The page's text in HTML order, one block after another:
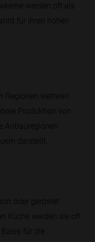
werden oft als
für ihren hohen
Regionen weltweit
Produktion von
Anbauregionen
darstellt.
oder geröstet
Küche werden sie oft
für die